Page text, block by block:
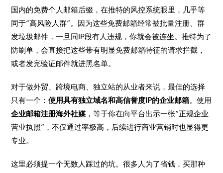
国内的免费个人邮箱后缀，在推特的风控系统眼里，几乎等
同于“高风险人群”。因为这些免费邮箱经常被批量注册、群
发垃圾邮件，一旦同IP段有人违规，你就会被连坐。推特为了
防刷单，会直接把这些带有明显免费邮箱特征的请求拦截，
或者发完验证邮件就进黑名单。
对于做外贸、跨境电商、独立站的从业者来说，最佳的选择
只有一个：使用具有独立域名和高信誉度IP的企业邮箱。使用
企业邮箱注册海外社媒 ，等于你在向平台出示一张“正规企业
营业执照”，不仅通过率极高，后续进行商业营销时也显得更
专业。
这里必须提一个无数人踩过的坑。很多人为了省钱，买那种